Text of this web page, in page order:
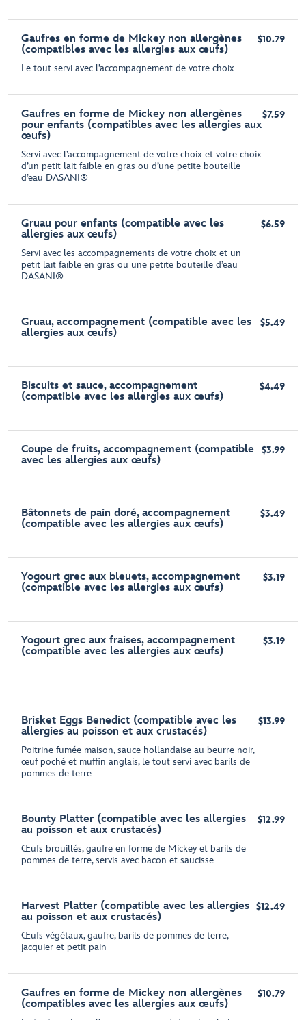
Gaufres en forme de Mickey non allergènes
(compatibles avec les allergies aux œufs)
Le tout servi avec l’accompagnement de votre choix
$10.79
Gaufres en forme de Mickey non allergènes
pour enfants (compatibles avec les allergies aux
œufs)
Servi avec l’accompagnement de votre choix et votre choix
d’un petit lait faible en gras ou d’une petite bouteille
d’eau DASANI®
$7.59
Gruau pour enfants (compatible avec les
allergies aux œufs)
Servi avec les accompagnements de votre choix et un
petit lait faible en gras ou une petite bouteille d’eau
DASANI®
$6.59
Gruau, accompagnement (compatible avec les
allergies aux œufs)
$5.49
Biscuits et sauce, accompagnement
(compatible avec les allergies aux œufs)
$4.49
Coupe de fruits, accompagnement (compatible
avec les allergies aux œufs)
$3.99
Bâtonnets de pain doré, accompagnement
(compatible avec les allergies aux œufs)
$3.49
Yogourt grec aux bleuets, accompagnement
(compatible avec les allergies aux œufs)
$3.19
Yogourt grec aux fraises, accompagnement
(compatible avec les allergies aux œufs)
$3.19
Brisket Eggs Benedict (compatible avec les
allergies au poisson et aux crustacés)
Poitrine fumée maison, sauce hollandaise au beurre noir,
œuf poché et muffin anglais, le tout servi avec barils de
pommes de terre
$13.99
Bounty Platter (compatible avec les allergies
au poisson et aux crustacés)
Œufs brouillés, gaufre en forme de Mickey et barils de
pommes de terre, servis avec bacon et saucisse
$12.99
Harvest Platter (compatible avec les allergies
au poisson et aux crustacés)
Œufs végétaux, gaufre, barils de pommes de terre,
jacquier et petit pain
$12.49
Gaufres en forme de Mickey non allergènes
(compatibles avec les allergies aux œufs)
$10.79